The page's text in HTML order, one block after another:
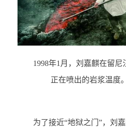
1998年1月，刘嘉麒在留尼
正在喷出的岩浆温度
为了接近“地狱之门”，刘